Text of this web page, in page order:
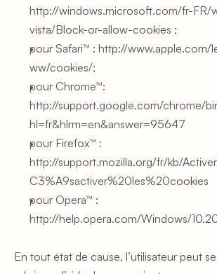
http://windows.microsoft.com/fr-FR/
vista/Block-or-allow-cookies ;
pour Safari™ : http://www.apple.com/
ww/cookies/;
http://support.google.com/chrome/
hl=fr&hlrm=en&answer=95647
http://support.mozilla.org/fr/kb/
C3%A9sactiver%20les%20cookies
http://help.opera.com/Windows/
En tout état de cause, l’utilisateur peut